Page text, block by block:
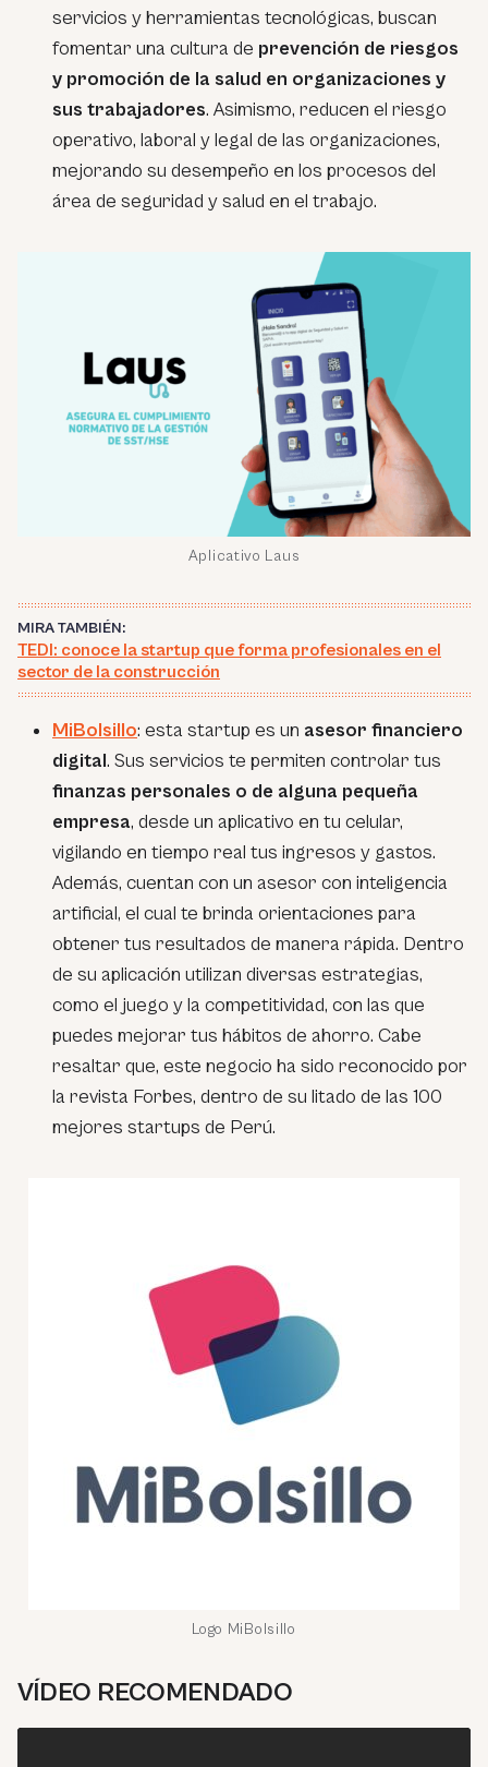
servicios y herramientas tecnológicas, buscan
fomentar una cultura de prevención de riesgos
y promoción de la salud en organizaciones y
sus trabajadores. Asimismo, reducen el riesgo
operativo, laboral y legal de las organizaciones,
mejorando su desempeño en los procesos del
área de seguridad y salud en el trabajo.
Aplicativo Laus
MIRA TAMBIÉN:
TEDI: conoce la startup que forma profesionales en el
sector de la construcción
MiBolsillo: esta startup es un asesor financiero
digital. Sus servicios te permiten controlar tus
finanzas personales o de alguna pequeña
empresa, desde un aplicativo en tu celular,
vigilando en tiempo real tus ingresos y gastos.
Además, cuentan con un asesor con inteligencia
artificial, el cual te brinda orientaciones para
obtener tus resultados de manera rápida. Dentro
de su aplicación utilizan diversas estrategias,
como el juego y la competitividad, con las que
puedes mejorar tus hábitos de ahorro. Cabe
resaltar que, este negocio ha sido reconocido por
la revista Forbes, dentro de su litado de las 100
mejores startups de Perú.
Logo MiBolsillo
VÍDEO RECOMENDADO